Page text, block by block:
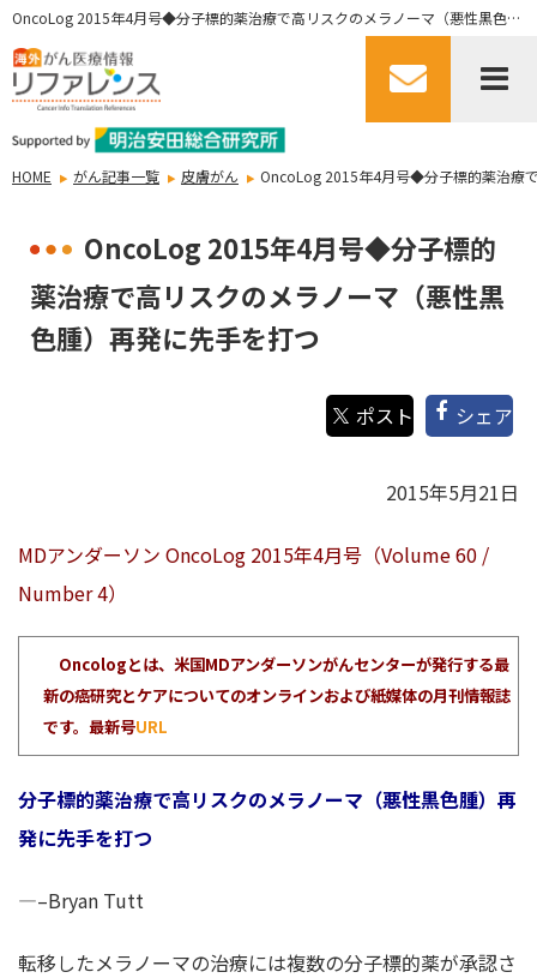
OncoLog 2015年4月号◆分子標的薬治療で高リスクのメラノーマ（悪性黒色腫）再発に先手を打つ
HOME がん記事一覧 皮膚がん OncoLog 2015年4月号◆分子標的薬治療
OncoLog 2015年4月号◆分子標的
薬治療で高リスクのメラノーマ（悪性黒
色腫）再発に先手を打つ
シェア
2015年5月21日
MDアンダーソン OncoLog 2015年4月号（Volume 60 /
Number 4）
Oncologとは、米国MDアンダーソンがんセンターが発行する最
新の癌研究とケアについてのオンラインおよび紙媒体の月刊情報誌
です。最新号URL
分子標的薬治療で高リスクのメラノーマ（悪性黒色腫）再
発に先手を打つ
—–Bryan Tutt
転移したメラノーマの治療には複数の分子標的薬が承認さ